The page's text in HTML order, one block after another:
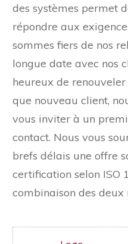
des systèmes permet
répondre aux
sommes fiers de nos
longue date avec nos
heureux de
que nouveau client,
vous inviter à un
contact. Nous vous
brefs délais une offre
certification selon ISO
combinaison des deux